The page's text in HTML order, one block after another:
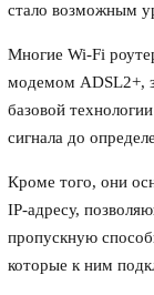
стало возможным
Многие Wi-Fi
модемом ADSL2+,
базовой
сигнала до
Кроме того, они
IP-адресу,
пропускную
которые к ним